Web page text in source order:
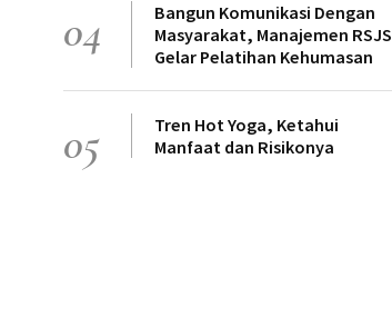
04
Bangun Komunikasi Dengan
Masyarakat, Manajemen RSJS
Gelar Pelatihan Kehumasan
05
Tren Hot Yoga, Ketahui
Manfaat dan Risikonya